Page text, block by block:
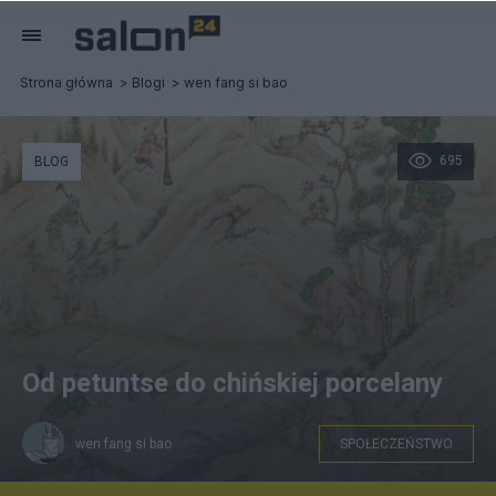
Strona główna Blogi wen fang si bao
695
BLOG
Od petuntse do chińskiej porcelany
wen fang si bao SPOŁECZEŃSTWO